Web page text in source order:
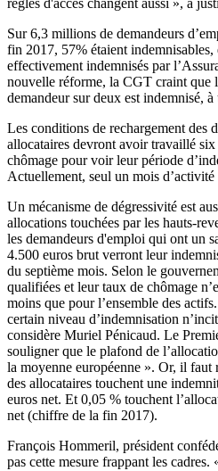
règles d'accès changent aussi », a
Sur 6,3 millions de demandeurs
fin 2017, 57% étaient
effectivement indemnisés par
nouvelle réforme, la CGT craint que
demandeur sur deux est indemnisé,
Les conditions de rechargement des
allocataires devront avoir travaillé
chômage pour voir leur période
Actuellement, seul un mois d’activité
Un mécanisme de dégressivité est
allocations touchées par les hauts-
les demandeurs d'emploi qui ont un
4.500 euros brut verront leur
du septième mois. Selon le
qualifiées et leur taux de chômage
moins que pour l’ensemble des
certain niveau d’indemnisation
considère Muriel Pénicaud. Le
souligner que le plafond de
la moyenne européenne ». Or, il faut
des allocataires touchent une
euros net. Et 0,05 % touchent
net (chiffre de la fin 2017).
François Hommeril, président
pas cette mesure frappant les